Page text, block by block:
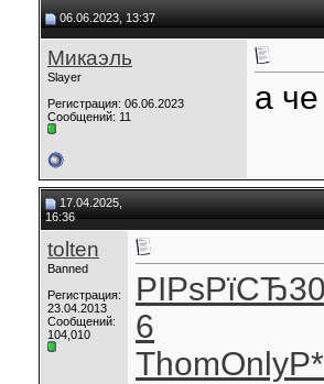
06.06.2023, 13:37
Микаэль
Slayer
Регистрация: 06.06.2023
Сообщений: 11
а
17.04.2025,
16:36
tolten
Banned
Регистрация:
23.04.2013
Сообщений:
104,010
РІРѕРїСЂ
6
ThomOnly